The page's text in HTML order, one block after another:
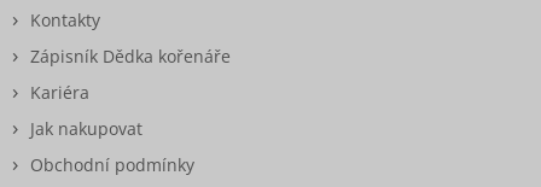
Kontakty
Zápisník Dědka kořenáře
Kariéra
Jak nakupovat
Obchodní podmínky